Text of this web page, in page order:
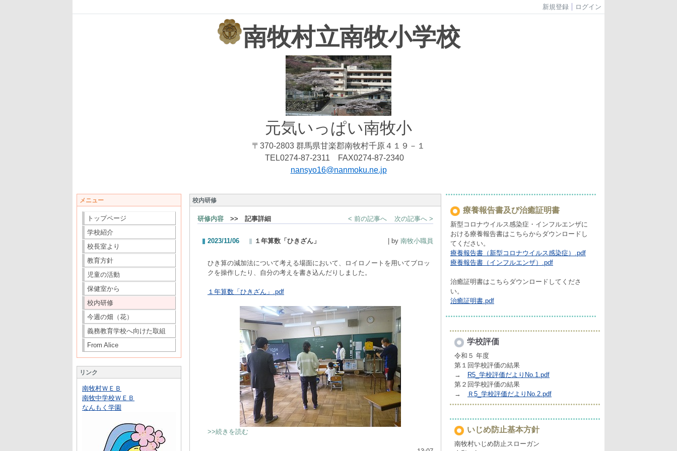
新規登録 ログイン
南牧村立南牧小学校
元気いっぱい南牧小
〒370-2803 群馬県甘楽郡南牧村千原４１９－１
TEL0274-87-2311 FAX0274-87-2340
nansyo16@nanmoku.ne.jp
メニュー
トップページ
学校紹介
校長室より
教育方針
児童の活動
保健室から
校内研修
今週の畑（花）
義務教育学校へ向けた取組
From Alice
リンク
南牧村ＷＥＢ
南牧中学校ＷＥＢ
なんもく学園
校内研修
研修内容 >> 記事詳細 < 前の記事へ 次の記事へ >
2023/11/06 １年算数「ひきざん」 | by 南牧小職員
ひき算の減加法について考える場面において、ロイロノートを用いてブロッ
クを操作したり、自分の考えを書き込んだりしました。
１年算数「ひきざん」.pdf
>>続きを読む
療養報告書及び治癒証明書
新型コロナウイルス感染症・インフルエンザに
おける療養報告書はこちらからダウンロードし
てください。
療養報告書（新型コロナウイルス感染症）.pdf
療養報告書（インフルエンザ）.pdf
治癒証明書はこちらダウンロードしてくださ
い。
治癒証明書.pdf
学校評価
令和５ 年度
第１回学校評価の結果
→
R5_学校評価だよりNo.1.pdf
第２回学校評価の結果
→
Ｒ5_学校評価だよりNo.2.pdf
いじめ防止基本方針
南牧村いじめ防止スローガン